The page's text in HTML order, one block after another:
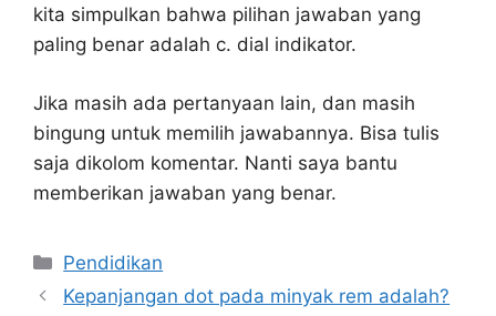
kita simpulkan bahwa pilihan jawaban yang
paling benar adalah c. dial indikator.
Jika masih ada pertanyaan lain, dan masih
bingung untuk memilih jawabannya. Bisa tulis
saja dikolom komentar. Nanti saya bantu
memberikan jawaban yang benar.
Kategori
Pendidikan
Kepanjangan dot pada minyak rem adalah?